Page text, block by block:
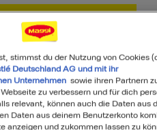
stimmst du der Nutzung von Cookies
Deutschland AG und mit ihr
Unternehmensowie ihren Partnern
zu verbessern und für dich
relevant, können auch die Daten aus
Daten aus deinem Benutzerkonto
anzeigen und zukommen lassen zu